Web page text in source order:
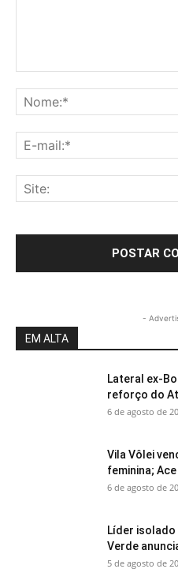
-
EM ALTA
Lateral ex-
reforço do
6 de agosto de
Vila Vôlei
feminina; Ace
6 de agosto de
Líder isolado
Verde
5 de agosto de